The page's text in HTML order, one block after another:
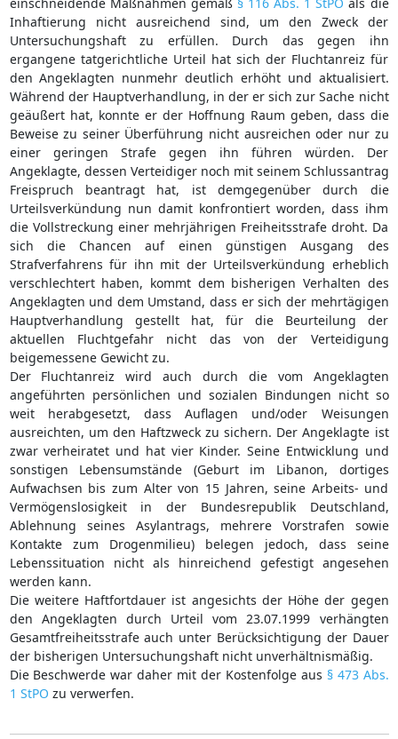
Inhaftierung nicht ausreichend sind, um den Zweck der
Untersuchungshaft zu erfüllen. Durch das gegen ihn
ergangene tatgerichtliche Urteil hat sich der Fluchtanreiz für
den Angeklagten nunmehr deutlich erhöht und aktualisiert.
Während der Hauptverhandlung, in der er sich zur Sache nicht
geäußert hat, konnte er der Hoffnung Raum geben, dass die
Beweise zu seiner Überführung nicht ausreichen oder nur zu
einer geringen Strafe gegen ihn führen würden. Der
Angeklagte, dessen Verteidiger noch mit seinem Schlussantrag
Freispruch beantragt hat, ist demgegenüber durch die
Urteilsverkündung nun damit konfrontiert worden, dass ihm
die Vollstreckung einer mehrjährigen Freiheitsstrafe droht. Da
sich die Chancen auf einen günstigen Ausgang des
Strafverfahrens für ihn mit der Urteilsverkündung erheblich
verschlechtert haben, kommt dem bisherigen Verhalten des
Angeklagten und dem Umstand, dass er sich der mehrtägigen
Hauptverhandlung gestellt hat, für die Beurteilung der
aktuellen Fluchtgefahr nicht das von der Verteidigung
beigemessene Gewicht zu.
Der Fluchtanreiz wird auch durch die vom Angeklagten
angeführten persönlichen und sozialen Bindungen nicht so
weit herabgesetzt, dass Auflagen und/oder Weisungen
ausreichten, um den Haftzweck zu sichern. Der Angeklagte ist
zwar verheiratet und hat vier Kinder. Seine Entwicklung und
sonstigen Lebensumstände (Geburt im Libanon, dortiges
Aufwachsen bis zum Alter von 15 Jahren, seine Arbeits- und
Vermögenslosigkeit in der Bundesrepublik Deutschland,
Ablehnung seines Asylantrags, mehrere Vorstrafen sowie
Kontakte zum Drogenmilieu) belegen jedoch, dass seine
Lebenssituation nicht als hinreichend gefestigt angesehen
werden kann.
Die weitere Haftfortdauer ist angesichts der Höhe der gegen
den Angeklagten durch Urteil vom 23.07.1999 verhängten
Gesamtfreiheitsstrafe auch unter Berücksichtigung der Dauer
der bisherigen Untersuchungshaft nicht unverhältnismäßig.
Die Beschwerde war daher mit der Kostenfolge aus § 473 Abs.
1 StPO zu verwerfen.